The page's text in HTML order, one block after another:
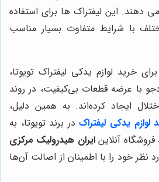
می دهند. این لیفتراک ها برای استفاده
با شرایط متفاوت بسیار مناسب
خرید لوازم یدکی لیفتراک تویوتا،
با عرضه قطعات بی‌کیفیت، در روند
ایجاد کرده‌اند. به همین دلیل،
لوازم یدکی لیفتراکدر برند تویوتا، به
فروشگاه آنلاینایران هیدرولیک مرکزی
نظر خود را با اطمینان از اصالت آن‌ها